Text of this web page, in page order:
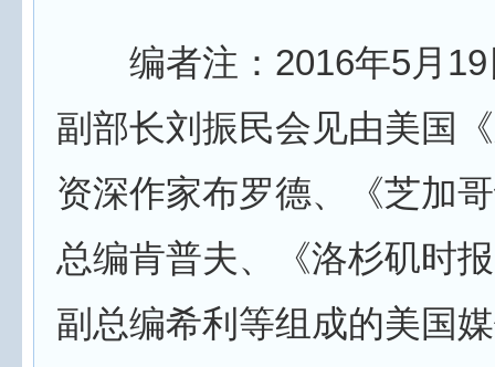
编者注：2016年5月19
副部长刘振民会见由美国
资深作家布罗德、《芝加
总编肯普夫、《洛杉矶时
副总编希利等组成的美国